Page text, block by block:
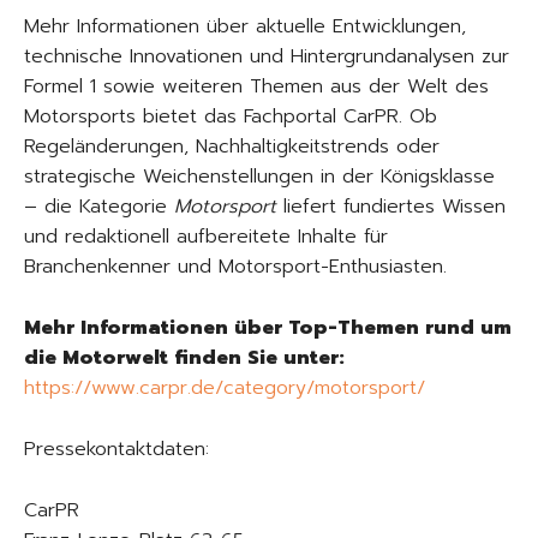
Mehr Informationen über aktuelle Entwicklungen,
technische Innovationen und Hintergrundanalysen zur
Formel 1 sowie weiteren Themen aus der Welt des
Motorsports bietet das Fachportal CarPR. Ob
Regeländerungen, Nachhaltigkeitstrends oder
strategische Weichenstellungen in der Königsklasse
– die Kategorie Motorsportliefert fundiertes Wissen
und redaktionell aufbereitete Inhalte für
Branchenkenner und Motorsport-Enthusiasten.
Mehr Informationen über Top-Themen rund um
die Motorwelt finden Sie unter:
https://www.carpr.de/category/motorsport/
Pressekontaktdaten:
CarPR